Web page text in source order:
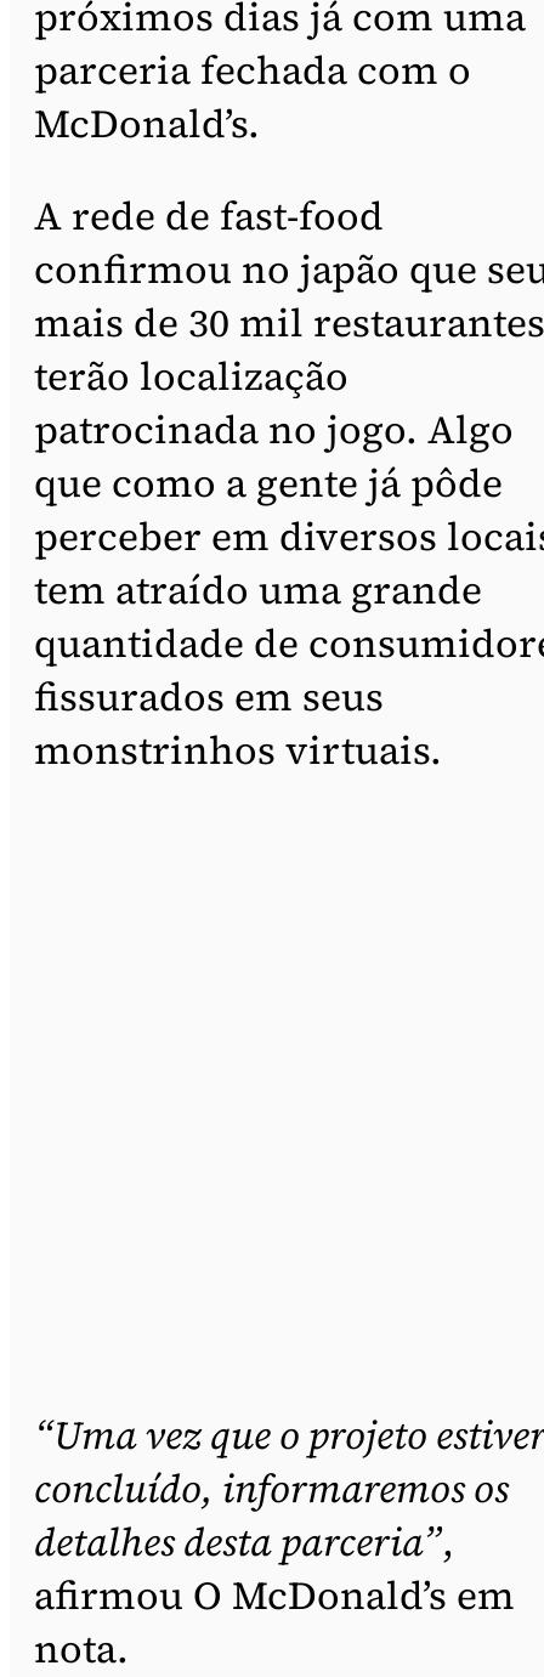
próximos dias já com uma
parceria fechada com o
McDonald’s.
A rede de fast-food
confirmou no japão que
mais de 30 mil restaurantes
terão localização
patrocinada no jogo. Algo
que como a gente já pôde
perceber em diversos
tem atraído uma grande
quantidade de
fissurados em seus
monstrinhos virtuais.
“Uma vez que o projeto
concluído, informaremos os
detalhes desta parceria”,
afirmou O McDonald’s em
nota.